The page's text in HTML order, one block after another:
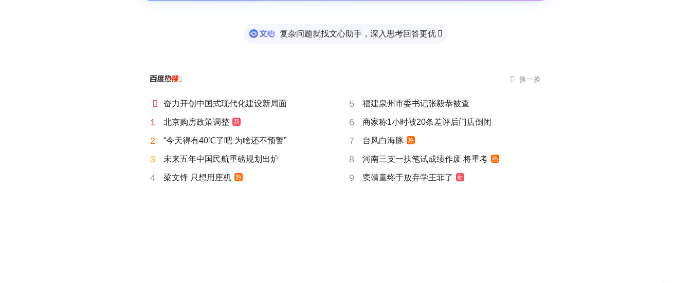
复杂问题就找文心助手，深入思考回答更优 
  换一换
 奋力开创中国式现代化建设新局面 5 福建泉州市委书记张毅恭被查
1 北京购房政策调整 新 6 商家称1小时被20条差评后门店倒闭
2 “今天得有40℃了吧 为啥还不预警” 7 台风白海豚 热
3 未来五年中国民航重磅规划出炉 8 河南三支一扶笔试成绩作废 将重考 热
4 梁文锋 只想用座机 热 9 窦靖童终于放弃学王菲了 新